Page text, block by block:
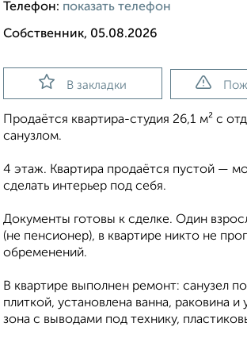
Телефон: показать телефон
Собственник, 05.08.2026
В закладки
Продаётся квартира-студия 26,1 м² с
санузлом.
4 этаж. Квартира продаётся пустой —
сделать интерьер под себя.
Документы готовы к сделке. Один
(не пенсионер), в квартире никто не
обременений.
В квартире выполнен ремонт: санузел
плиткой, установлена ванна, раковина и
зона с выводами под технику,